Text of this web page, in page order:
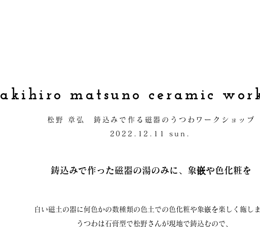
akihiro matsuno ceramic
松野 章弘 鋳込みで作る磁器のうつわワークショップ
2022.12.11 sun.
鋳込みで作った磁器の湯のみに、象嵌や色化粧を
白い磁土の器に何色かの数種類の色土での色化粧や象嵌を楽しく施しま
うつわは石膏型で松野さんが現地で鋳込むので、